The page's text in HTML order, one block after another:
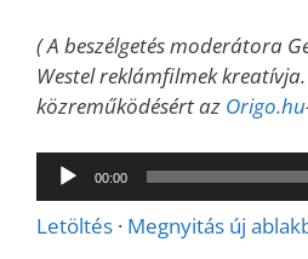
( A beszélgetés moderátora
Westel reklámfilmek
közreműködésért az Origo.hu
Audió
lejátszó
00:00
Letöltés · Megnyitás új